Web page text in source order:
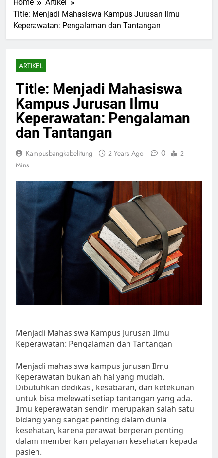
Home
Artikel
Title: Menjadi Mahasiswa Kampus Jurusan Ilmu
Keperawatan: Pengalaman dan Tantangan
ARTIKEL
Title: Menjadi Mahasiswa
Kampus Jurusan Ilmu
Keperawatan: Pengalaman
dan Tantangan
Kampusbangkabelitung 2 Years Ago 0
2
Mins
Menjadi Mahasiswa Kampus Jurusan Ilmu
Keperawatan: Pengalaman dan Tantangan
Menjadi mahasiswa kampus jurusan Ilmu
Keperawatan bukanlah hal yang mudah.
Dibutuhkan dedikasi, kesabaran, dan ketekunan
untuk bisa melewati setiap tantangan yang ada.
Ilmu keperawatan sendiri merupakan salah satu
bidang yang sangat penting dalam dunia
kesehatan, karena perawat berperan penting
dalam memberikan pelayanan kesehatan kepada
pasien.